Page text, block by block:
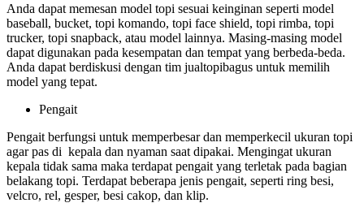
Anda dapat memesan model topi sesuai keinginan seperti model
baseball, bucket, topi komando, topi face shield, topi rimba, topi
trucker, topi snapback, atau model lainnya. Masing-masing model
dapat digunakan pada kesempatan dan tempat yang berbeda-beda.
Anda dapat berdiskusi dengan tim jualtopibagus untuk memilih
model yang tepat.
Pengait
Pengait berfungsi untuk memperbesar dan memperkecil ukuran topi
agar pas di kepala dan nyaman saat dipakai. Mengingat ukuran
kepala tidak sama maka terdapat pengait yang terletak pada bagian
belakang topi. Terdapat beberapa jenis pengait, seperti ring besi,
velcro, rel, gesper, besi cakop, dan klip.